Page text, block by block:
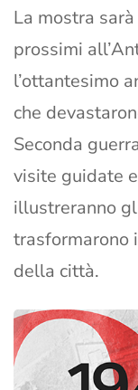
La mostra
prossimi
l’ottantesimo
che
Seconda
visite guidate
illustreranno
trasformarono
della città.